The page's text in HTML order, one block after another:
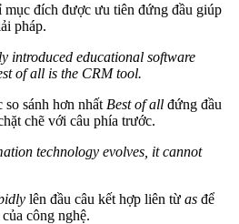
mục đích được ưu tiên đứng đầu giúp
pháp.
introduced educational software
of all is the CRM tool.
so sánh hơn nhất Best of all đứng đầu
chẽ với câu phía trước.
technology evolves, it cannot
lên đầu câu kết hợp liên từ as để
công nghệ.